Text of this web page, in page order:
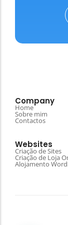
Company
Home
Sobre mim
Contactos
Websites
Criação de Sites
Criação de Loja
Alojamento